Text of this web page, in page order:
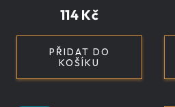
114 Kč
PŘIDAT DO
KOŠÍKU